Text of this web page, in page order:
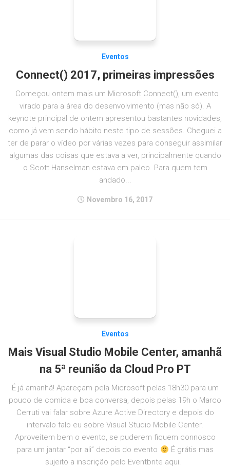
Eventos
Connect() 2017, primeiras impressões
Começou ontem mais um Microsoft Connect(), um evento
virado para a área do desenvolvimento (mas não só). A
keynote principal de ontem apresentou bastantes novidades,
como já vem sendo hábito neste tipo de sessões. Cheguei a
ter de parar o vídeo por várias vezes para conseguir assimilar
algumas das coisas que estava a ver, principalmente quando
o Scott Hanselman estava em palco. Para quem tem
andado...
Novembro 16, 2017
Eventos
Mais Visual Studio Mobile Center, amanhã
na 5ª reunião da Cloud Pro PT
É já amanhã! Apareçam pela Microsoft pelas 18h30 para um
pouco de comida e boa conversa, depois pelas 19h o Marco
Cerruti vai falar sobre Azure Active Directory e depois do
intervalo falo eu sobre Visual Studio Mobile Center.
Aproveitem bem o evento, se puderem fiquem connosco
para um jantar “por ali” depois do evento
É grátis mas
sujeito a inscrição pelo Eventbrite aqui.